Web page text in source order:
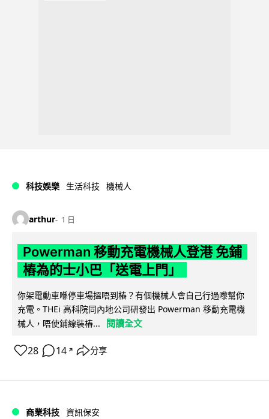
科技娛樂 生活科技 機械人
arthur 1 日
Powerman 移動充電機械人登港 免鋪
樁為的士小巴「送電上門」
你架電動車喺停車場搵唔到樁？有個機械人會自己行過嚟幫你
充電。THEi 高科院同內地公司研發出 Powerman 移動充電機
械人，唔使鋪線裝樁...
閱讀全文
28 14 ↗ 分享
商業科技 資訊保安